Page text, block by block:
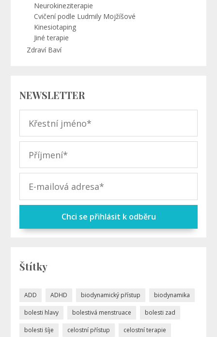
Neurokineziterapie
Cvičení podle Ludmily Mojžíšové
Kinesiotaping
Jiné terapie
Zdraví Baví
NEWSLETTER
Chci se přihlásit k odběru
Štítky
ADD ADHD biodynamický přístup biodynamika
bolesti hlavy bolestivá menstruace bolesti zad
bolesti šíje celostní přístup celostní terapie